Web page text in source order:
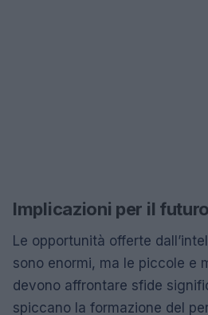
Implicazioni per il
Le opportunità offerte
sono enormi, ma le piccole e
devono affrontare sfide
spiccano la formazione del